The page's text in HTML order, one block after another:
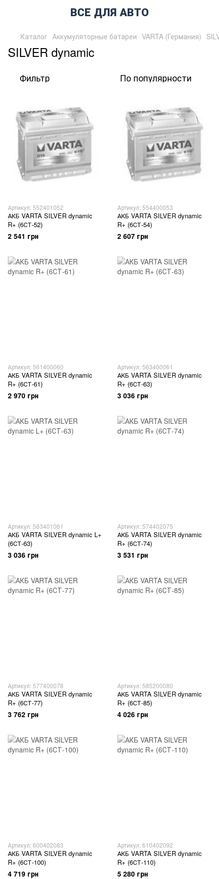
ВСЕ ДЛЯ АВТО
Каталог Аккумуляторные батареи VARTA (Германия)
SILVER dynamic
Фильтр По популярности
Артикул: 552401052
АКБ VARTA SILVER dynamic
R+ (6СТ-52)
2 541 грн
Артикул: 554400053
АКБ VARTA SILVER dynamic
R+ (6СТ-54)
2 607 грн
Артикул: 561400060
АКБ VARTA SILVER dynamic
R+ (6СТ-61)
2 970 грн
Артикул: 563400061
АКБ VARTA SILVER dynamic
R+ (6СТ-63)
3 036 грн
Артикул: 563401061
АКБ VARTA SILVER dynamic L+
(6СТ-63)
3 036 грн
Артикул: 574402075
АКБ VARTA SILVER dynamic
R+ (6СТ-74)
3 531 грн
Артикул: 577400078
АКБ VARTA SILVER dynamic
R+ (6СТ-77)
3 762 грн
Артикул: 585200080
АКБ VARTA SILVER dynamic
R+ (6СТ-85)
4 026 грн
Артикул: 600402083
АКБ VARTA SILVER dynamic
R+ (6СТ-100)
4 719 грн
Артикул: 610402092
АКБ VARTA SILVER dynamic
R+ (6СТ-110)
5 280 грн